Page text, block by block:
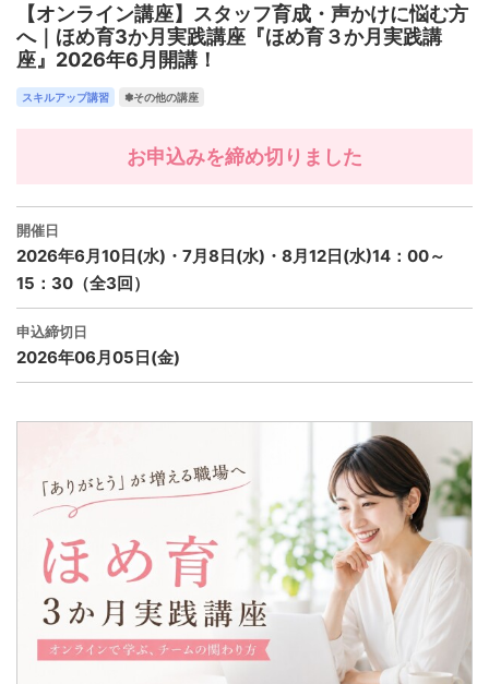
【オンライン講座】スタッフ育成・声かけに悩む方
へ｜ほめ育3か月実践講座『ほめ育３か月実践講
座』2026年6月開講！
スキルアップ講習 ✽その他の講座
お申込みを締め切りました
開催日
2026年6月10日(水)・7月8日(水)・8月12日(水)14：00～
15：30（全3回）
申込締切日
2026年06月05日(金)